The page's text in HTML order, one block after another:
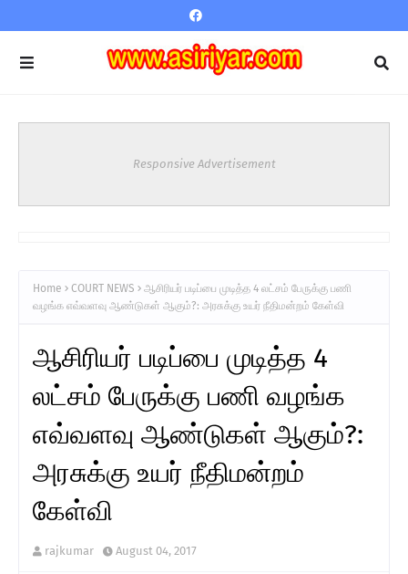
Responsive Advertisement
Home COURT NEWS
ஆசிரியர் படிப்பை முடித்த 4 லட்சம் பேருக்கு பணி
வழங்க எவ்வளவு ஆண்டுகள் ஆகும்?: அரசுக்கு உயர் நீதிமன்றம் கேள்வி
ஆசிரியர் படிப்பை முடித்த 4
லட்சம் பேருக்கு பணி வழங்க
எவ்வளவு ஆண்டுகள் ஆகும்?:
அரசுக்கு உயர் நீதிமன்றம்
கேள்வி
rajkumar August 04, 2017